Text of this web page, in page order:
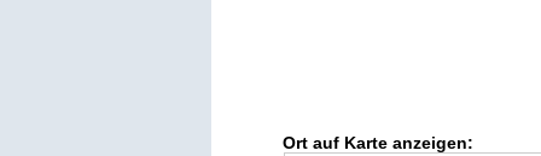
Ort auf Karte anzeigen: